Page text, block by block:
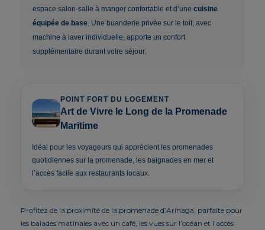
espace salon-salle à manger confortable et d’unecuisine
équipée de base. Une buanderie privée sur le toit, avec
machine à laver individuelle, apporte un confort
supplémentaire durant votre séjour.
POINT FORT DU LOGEMENT
Art de Vivre le Long de la Promenade
Maritime
Idéal pour les voyageurs qui apprécient les promenades
quotidiennes sur la promenade, les baignades en mer et
l’accès facile aux restaurants locaux.
Profitez de la proximité de la promenade d’Arinaga, parfaite pour
les balades matinales avec un café, les vues sur l’océan et l’accès